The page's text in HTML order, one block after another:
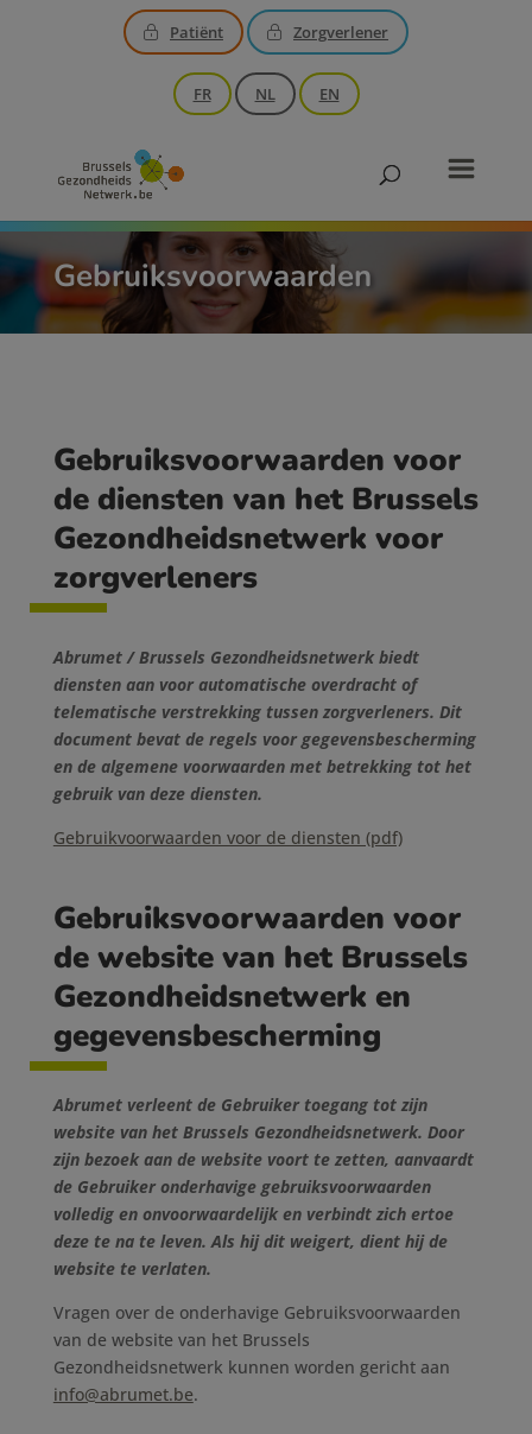
Patiënt Zorgverlener
FR NL EN
Gebruiksvoorwaarden
Gebruiksvoorwaarden voor
de diensten van het Brussels
Gezondheidsnetwerk voor
zorgverleners
Abrumet / Brussels Gezondheidsnetwerk biedt
diensten aan voor automatische overdracht of
telematische verstrekking tussen zorgverleners. Dit
document bevat de regels voor gegevensbescherming
en de algemene voorwaarden met betrekking tot het
gebruik van deze diensten.
Gebruikvoorwaarden voor de diensten (pdf)
Gebruiksvoorwaarden voor
de website van het Brussels
Gezondheidsnetwerk en
gegevensbescherming
Abrumet verleent de Gebruiker toegang tot zijn
website van het Brussels Gezondheidsnetwerk. Door
zijn bezoek aan de website voort te zetten, aanvaardt
de Gebruiker onderhavige gebruiksvoorwaarden
volledig en onvoorwaardelijk en verbindt zich ertoe
deze te na te leven. Als hij dit weigert, dient hij de
website te verlaten.
Vragen over de onderhavige Gebruiksvoorwaarden
van de website van het Brussels
Gezondheidsnetwerk kunnen worden gericht aan
info@abrumet.be.